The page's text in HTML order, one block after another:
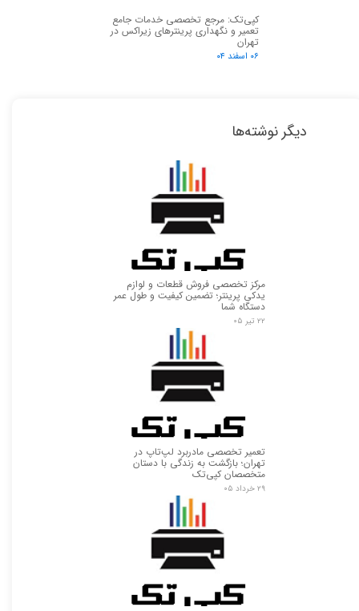
کپی‌تک: مرجع تخصصی خدمات جامع
تعمیر و نگهداری پرینترهای زیراکس در
تهران
۰۶ اسفند ۰۴
دیگر نوشته‌ها
مرکز تخصصی فروش قطعات و لوازم
یدکی پرینتر؛ تضمین کیفیت و طول عمر
دستگاه شما
۲۲ تیر ۰۵
تعمیر تخصصی مادربرد لپ‌تاپ در
تهران؛ بازگشت به زندگی با دستان
متخصصان کپی‌تک
۲۹ خرداد ۰۵